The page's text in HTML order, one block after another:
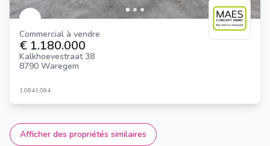
Commercial à vendre
€ 1.180.000
Kalkhoevestraat 38
8790 Waregem
1.0841.084
Afficher des propriétés similaires